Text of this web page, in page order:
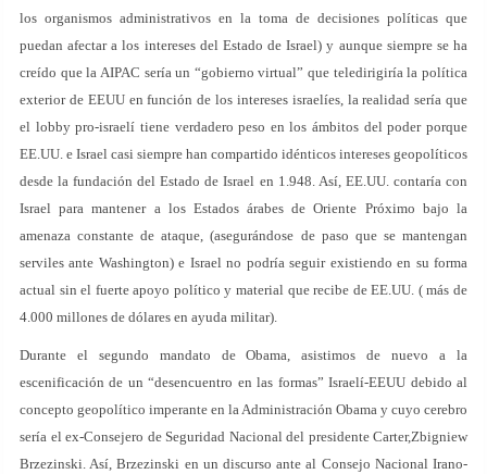
los organismos administrativos en la toma de decisiones políticas que
puedan afectar a los intereses del Estado de Israel) y aunque siempre se ha
creído que la AIPAC sería un “gobierno virtual” que teledirigiría la política
exterior de EEUU en función de los intereses israelíes, la realidad sería que
el lobby pro-israelí tiene verdadero peso en los ámbitos del poder porque
EE.UU. e Israel casi siempre han compartido idénticos intereses geopolíticos
desde la fundación del Estado de Israel en 1.948. Así, EE.UU. contaría con
Israel para mantener a los Estados árabes de Oriente Próximo bajo la
amenaza constante de ataque, (asegurándose de paso que se mantengan
serviles ante Washington) e Israel no podría seguir existiendo en su forma
actual sin el fuerte apoyo político y material que recibe de EE.UU. ( más de
4.000 millones de dólares en ayuda militar).
Durante el segundo mandato de Obama, asistimos de nuevo a la
escenificación de un “desencuentro en las formas” Israelí-EEUU debido al
concepto geopolítico imperante en la Administración Obama y cuyo cerebro
sería el ex-Consejero de Seguridad Nacional del presidente Carter,Zbigniew
Brzezinski. Así, Brzezinski en un discurso ante al Consejo Nacional Irano-